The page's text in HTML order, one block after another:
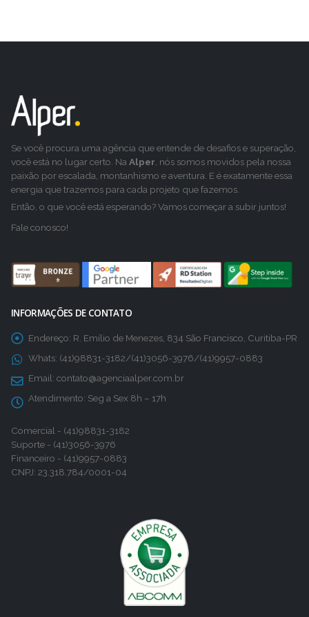
Se você procura uma agência que entende de desafios e superação,
você está no lugar certo. Na Alper , nós somos movidos pela nossa
paixão por escalada, montanhismo e aventura. E é exatamente essa
energia que trazemos para cada projeto que fazemos.
Então, o que você está esperando? Vamos começar a subir juntos!
Fale conosco!
INFORMAÇÕES DE CONTATO
Endereço: R. Emílio de Menezes, 834 São Francisco, Curitiba-PR
Whats: (41)98831-3182/(41)3056-3976/(41)9957-0883
Email: contato@agenciaalper.com.br
Atendimento: Seg a Sex 8h – 17h
Comercial - (41)98831-3182
Suporte - (41)3056-3976
Financeiro - (41)9957-0883
CNPJ: 23.318.784/0001-04